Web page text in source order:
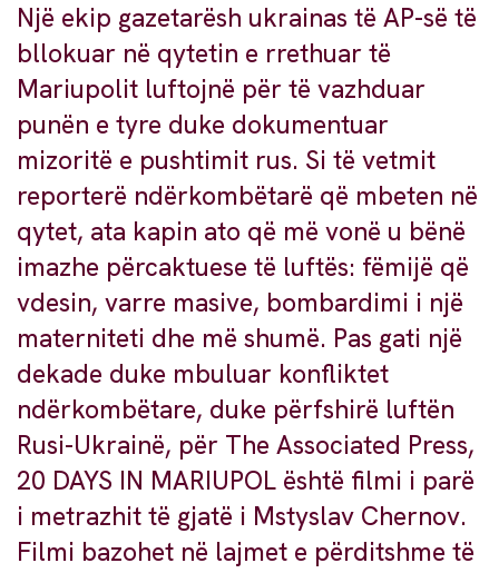
Një ekip gazetarësh ukrainas të AP-së të
bllokuar në qytetin e rrethuar të
Mariupolit luftojnë për të vazhduar
punën e tyre duke dokumentuar
mizoritë e pushtimit rus. Si të vetmit
reporterë ndërkombëtarë që mbeten në
qytet, ata kapin ato që më vonë u bënë
imazhe përcaktuese të luftës: fëmijë që
vdesin, varre masive, bombardimi i një
materniteti dhe më shumë. Pas gati një
dekade duke mbuluar konfliktet
ndërkombëtare, duke përfshirë luftën
Rusi-Ukrainë, për The Associated Press,
20 DAYS IN MARIUPOL është filmi i parë
i metrazhit të gjatë i Mstyslav Chernov.
Filmi bazohet në lajmet e përditshme të